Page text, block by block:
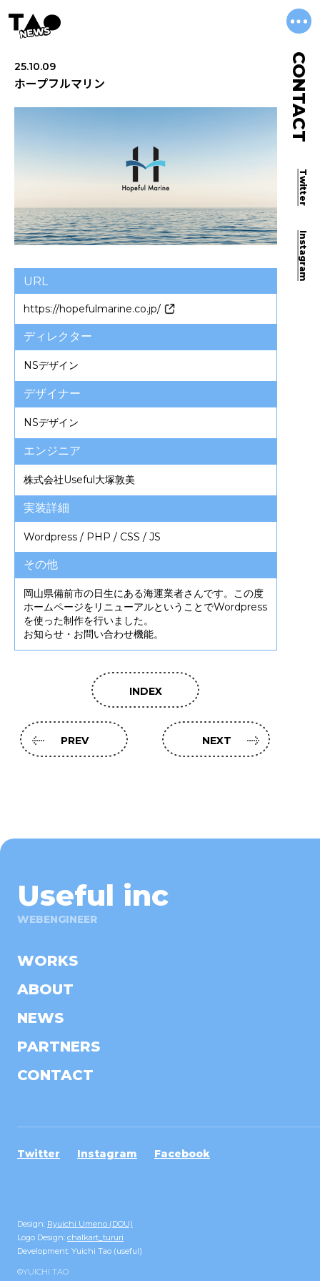
NEWS
CONTACT
Twitter
Instagram
25.10.09
ホープフルマリン
URL
https://hopefulmarine.co.jp/
ディレクター
NSデザイン
デザイナー
NSデザイン
エンジニア
株式会社Useful大塚敦美
実装詳細
Wordpress / PHP / CSS / JS
その他
岡山県備前市の日生にある海運業者さんです。この度
ホームページをリニューアルということでWordpress
を使った制作を行いました。
お知らせ・お問い合わせ機能。
INDEX
PREV NEXT
Useful inc
WEBENGINEER
WORKS
ABOUT
NEWS
PARTNERS
CONTACT
Twitter Instagram Facebook
Design: Ryuichi Umeno (DOU)
Logo Design: chalkart_tururi
Development: Yuichi Tao (useful)
©YUICHI TAO︎